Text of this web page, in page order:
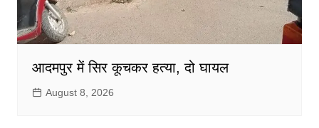
आदमपुर में सिर कूचकर हत्या, दो घायल
August 8, 2026